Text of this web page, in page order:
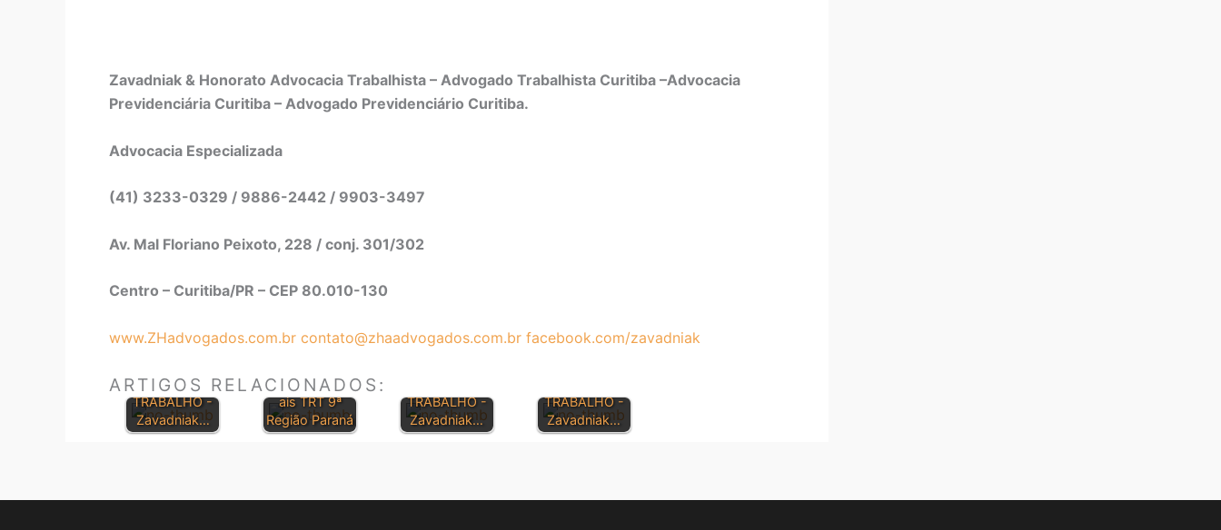
Zavadniak & Honorato Advocacia Trabalhista – Advogado Trabalhista Curitiba –Advocacia
Previdenciária Curitiba – Advogado Previdenciário Curitiba.
Advocacia Especializada
(41) 3233-0329 / 9886-2442 / 9903-3497
Av. Mal Floriano Peixoto, 228 / conj. 301/302
Centro – Curitiba/PR – CEP 80.010-130
www.ZHadvogados.com.br contato@zhaadvogados.com.br facebook.com/zavadniak
ARTIGOS RELACIONADOS:
SÚMULAS
SUPERIOR DO
TRABALHO -
Zavadniak…
Jurisprudenci
ais TRT 9ª
Região Paraná
SÚMULAS
TRABALHO -
Zavadniak…
SÚMULAS
TRABALHO -
Zavadniak…